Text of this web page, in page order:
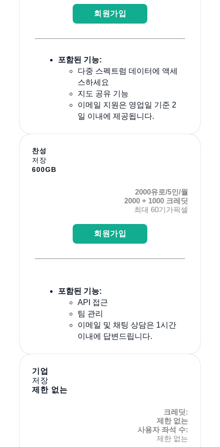
회원가입
포함된 기능:
다중 스펙트럼 데이터에 액세
스하세요
지도 공유 기능
이메일 지원은 영업일 기준 2
일 이내에 제공됩니다.
찬성
저장
600GB
2000유로/5인/월
2000 + 1000 크레딧
최대 60기가픽셀
회원가입
포함된 기능:
API 접근
팀 관리
이메일 및 채팅 상담은 1시간
이내에 답변드립니다.
기업
저장
제한 없는
크레딧:
제한 없는
사용자 좌석 수:
제한 없는